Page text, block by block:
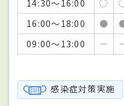
14:30～16:00
○
16:00～18:00
●
09:00～13:00
－
感染症対策実施